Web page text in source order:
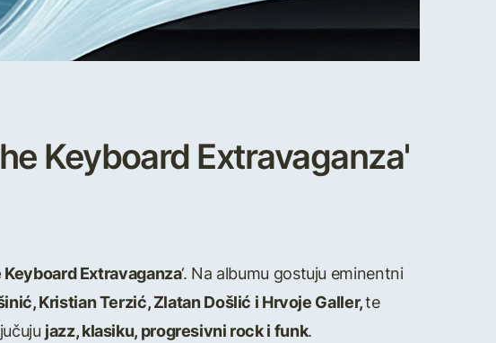
Keyboard Extravaganza'
Keyboard Extravaganza‘. Na albumu gostuju eminentni
Kristian Terzić, Zlatan Došlić i Hrvoje Galler,te
jazz, klasiku, progresivni rock i funk.